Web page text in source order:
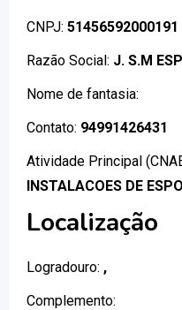
CNPJ: 51456592000191
Razão Social: J. S.M
Nome de fantasia:
Contato: 94991426431
Atividade Principal
INSTALACOES DE
Localização
Logradouro: ,
Complemento: